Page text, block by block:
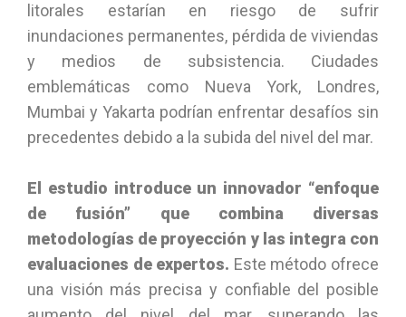
litorales estarían en riesgo de sufrir
inundaciones permanentes, pérdida de viviendas
y medios de subsistencia. Ciudades
emblemáticas como Nueva York, Londres,
Mumbai y Yakarta podrían enfrentar desafíos sin
precedentes debido a la subida del nivel del mar.
El estudio introduce un innovador “enfoque
de fusión” que combina diversas
metodologías de proyección y las integra con
evaluaciones de expertos. Este método ofrece
una visión más precisa y confiable del posible